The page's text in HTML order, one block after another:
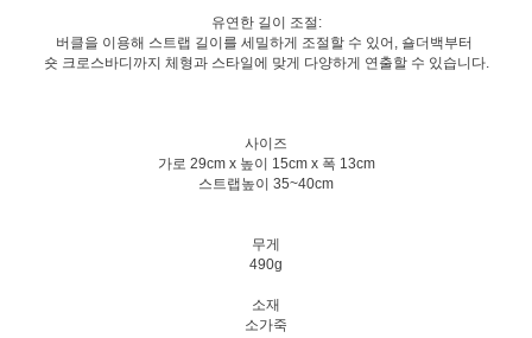
유연한 길이 조절:
버클을 이용해 스트랩 길이를 세밀하게 조절할 수 있어, 숄더백부터
숏 크로스바디까지 체형과 스타일에 맞게 다양하게 연출할 수 있습니다.
사이즈
가로 29cm x 높이 15cm x 폭 13cm
스트랩높이 35~40cm
무게
490g
소재
소가죽